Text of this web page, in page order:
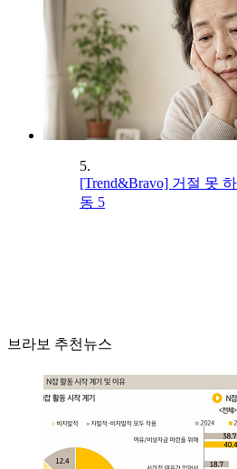
5.
[Trend&Bravo] 거절 못
동 5
브라보 추천뉴스